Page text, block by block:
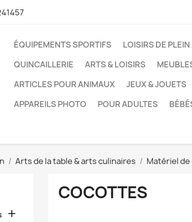
ÉQUIPEMENTS SPORTIFS LOISIRS DE PLEIN
QUINCAILLERIE
ARTS & LOISIRS
ARTICLES POUR ANIMAUX
JEUX & JOUETS
APPAREILS PHOTO
POUR ADULTES
Arts de la table & arts culinaires Matériel

COCOTTES